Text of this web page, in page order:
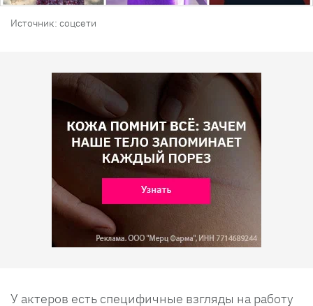
Источник: соцсети
У актеров есть специфичные взгляды на работу